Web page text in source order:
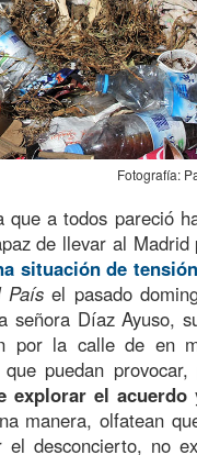
Fotografía:
a todos pareció
de llevar al Madrid
situación de
Paísel pasado
señora Díaz Ayuso,
por la calle de en
puedan provocar,
explorar el acuerdo
manera, olfatean
desconcierto, no